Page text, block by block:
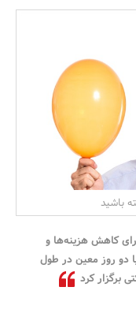
مسکن و ساختمان
باشید
کاهش هزینه‌ها و
دو روز معین در طول
برگزار کرد